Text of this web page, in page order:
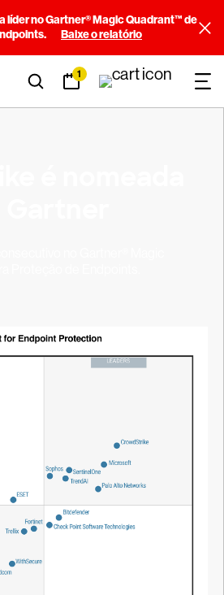
líder no Gartner® Magic Quadrant™ de
Baixe o relatório
1
é nomeada